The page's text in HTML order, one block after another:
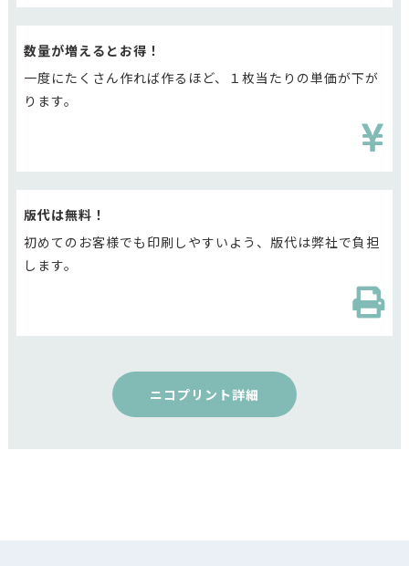
数量が増えるとお得！
一度にたくさん作れば作るほど、１枚当たりの単価が下が
ります。
版代は無料！
初めてのお客様でも印刷しやすいよう、版代は弊社で負担
します。
ニコプリント詳細